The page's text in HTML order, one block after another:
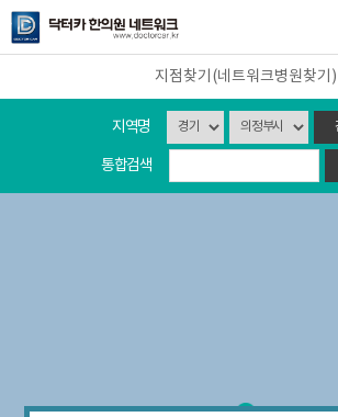
지점찾기(네트워크병원찾기)
지역명
통합검색